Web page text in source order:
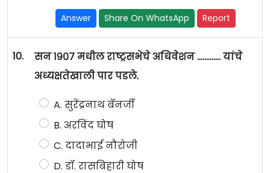
Answer Share On WhatsApp Report
10.
सन १९०७ मधील राष्ट्रसभेचे अधिवेशन …………. यांचे
अध्यक्षतेखाली पार पडले.
A. सुरेंद्रनाथ बॅनर्जी
B. अरविंद घोष
C. दादाभाई नौरोजी
D. डॉ. रासबिहारी घोष